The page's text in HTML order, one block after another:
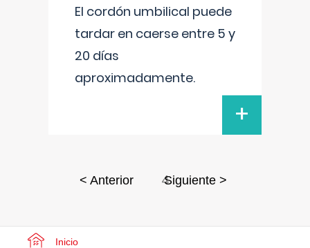
El cordón umbilical puede
tardar en caerse entre 5 y
20 días
aproximadamente.
+
< Anterior 4
Siguiente >
Inicio